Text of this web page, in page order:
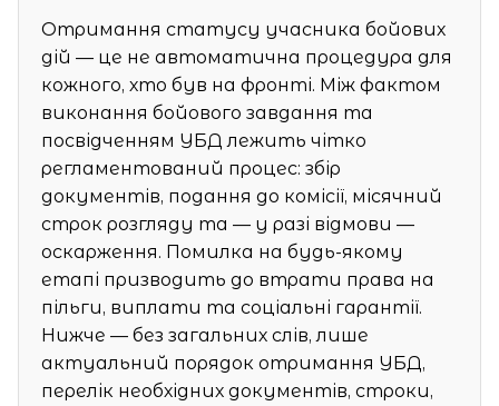
Отримання статусу учасника бойових
дій — це не автоматична процедура для
кожного, хто був на фронті. Між фактом
виконання бойового завдання та
посвідченням УБД лежить чітко
регламентований процес: збір
документів, подання до комісії, місячний
строк розгляду та — у разі відмови —
оскарження. Помилка на будь-якому
етапі призводить до втрати права на
пільги, виплати та соціальні гарантії.
Нижче — без загальних слів, лише
актуальний порядок отримання УБД,
перелік необхідних документів, строки,